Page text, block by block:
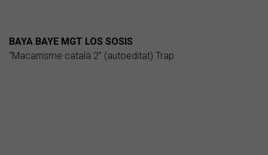
BAYA BAYE MGT LOS SOSIS
“Macarrisme català 2” (autoeditat) Trap